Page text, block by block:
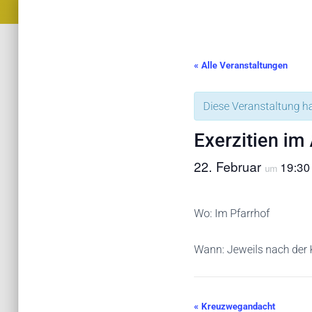
« Alle Veranstaltungen
Diese Veranstaltung
Exerzitien im
22. Februar um 19:30
Wo: Im Pfarrhof
Wann: Jeweils nach der
« Kreuzwegandacht